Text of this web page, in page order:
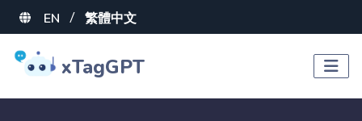
EN / 繁體中文
xTagGPT